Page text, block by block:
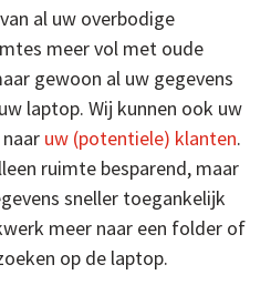
al uw overbodige
meer vol met oude
gewoon al uw gegevens
laptop. Wij kunnen ook uw
uw (potentiele) klanten.
ruimte besparend, maar
sneller toegankelijk
meer naar een folder of
op de laptop.